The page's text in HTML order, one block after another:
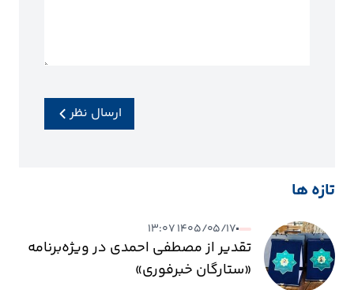
ارسال نظر
تازه ها
۱۴۰۵/۰۵/۱۷ ۱۳:۰۷
تقدیر از مصطفی احمدی در ویژه‌برنامه
«ستارگان خبرفوری»